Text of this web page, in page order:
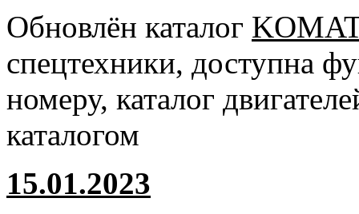
Обновлён каталог
спецтехники, доступна
номеру, каталог
каталогом
15.01.2023